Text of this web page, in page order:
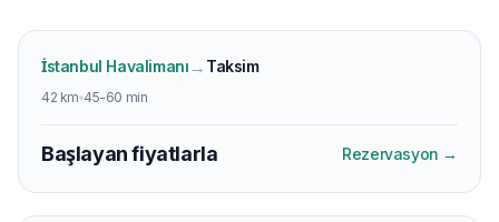
İstanbul Havalimanı→ Taksim
42 km 45-60 min
Başlayan fiyatlarla Rezervasyon →